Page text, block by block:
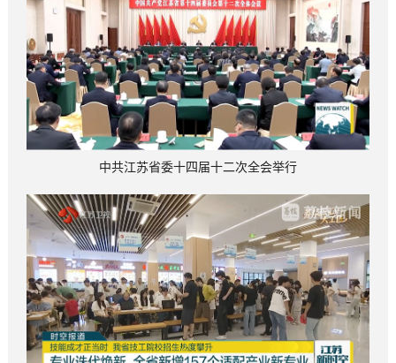
中共江苏省委十四届十二次全会举行